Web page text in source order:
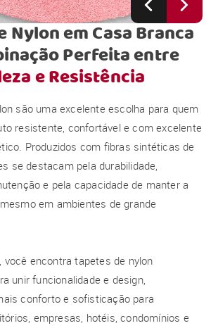
Nylon em Casa Branca
Perfeita entre
e Resistência
são uma excelente escolha para quem
resistente, confortável e com excelente
Produzidos com fibras sintéticas de
se destacam pela durabilidade,
e pela capacidade de manter a
em ambientes de grande
você encontra tapetes de nylon
unir funcionalidade e design,
conforto e sofisticação para
empresas, hotéis, condomínios e